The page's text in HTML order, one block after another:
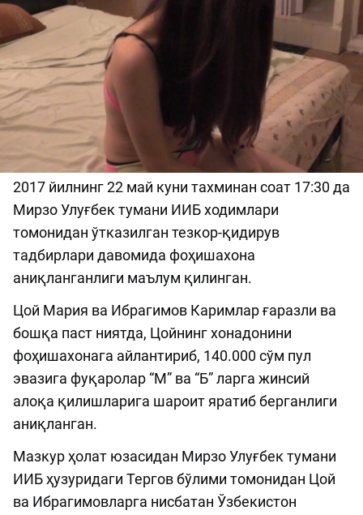
2017 йилнинг 22 май куни тахминан соат 17:30 да
Мирзо Улуғбек тумани ИИБ ходимлари
томонидан ўтказилган тезкор-қидирув
тадбирлари давомида фоҳишахона
аниқланганлиги маълум қилинган.
Цой Мария ва Ибрагимов Каримлар ғаразли ва
бошқа паст ниятда, Цойнинг хонадонини
фоҳишахонага айлантириб, 140.000 сўм пул
эвазига фуқаролар “М” ва “Б” ларга жинсий
алоқа қилишларига шароит яратиб берганлиги
аниқланган.
Мазкур ҳолат юзасидан Мирзо Улуғбек тумани
ИИБ ҳузуридаги Тергов бўлими томонидан Цой
ва Ибрагимовларга нисбатан Ўзбекистон